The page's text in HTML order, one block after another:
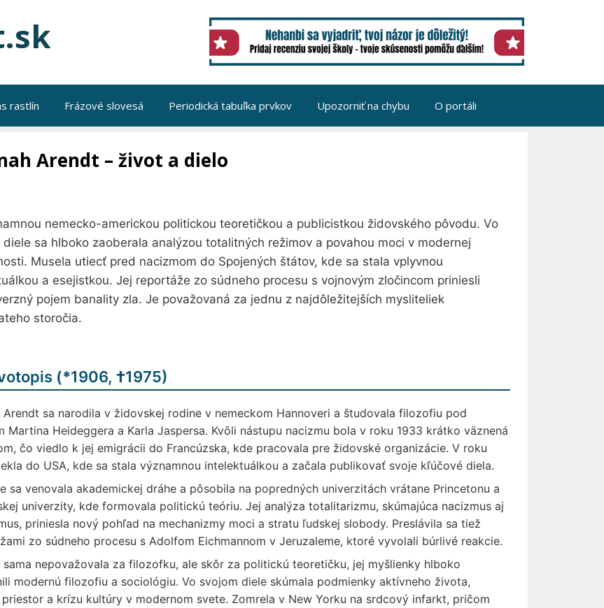
rastlín Frázové slovesá Periodická tabuľka prvkov Upozorniť na chybu O portáli
Arendt – život a dielo
nemecko-americkou politickou teoretičkou a publicistkou židovského pôvodu. Vo
diele sa hlboko zaoberala analýzou totalitných režimov a povahou moci v modernej
Musela utiecť pred nacizmom do Spojených štátov, kde sa stala vplyvnou
a esejistkou. Jej reportáže zo súdneho procesu s vojnovým zločincom priniesli
pojem banality zla. Je považovaná za jednu z najdôležitejších mysliteliek
storočia.
(*1906, †1975)
Arendt sa narodila v židovskej rodine v nemeckom Hannoveri a študovala filozofiu pod
Martina Heideggera a Karla Jaspersa. Kvôli nástupu nacizmu bola v roku 1933 krátko väznená
čo viedlo k jej emigrácii do Francúzska, kde pracovala pre židovské organizácie. V roku
do USA, kde sa stala významnou intelektuálkou a začala publikovať svoje kľúčové diela.
sa venovala akademickej dráhe a pôsobila na popredných univerzitách vrátane Princetonu a
univerzity, kde formovala politickú teóriu. Jej analýza totalitarizmu, skúmajúca nacizmus aj
priniesla nový pohľad na mechanizmy moci a stratu ľudskej slobody. Preslávila sa tiež
zo súdneho procesu s Adolfom Eichmannom v Jeruzaleme, ktoré vyvolali búrlivé reakcie.
sama nepovažovala za filozofku, ale skôr za politickú teoretičku, jej myšlienky hlboko
modernú filozofiu a sociológiu. Vo svojom diele skúmala podmienky aktívneho života,
a krízu kultúry v modernom svete. Zomrela v New Yorku na srdcový infarkt, pričom